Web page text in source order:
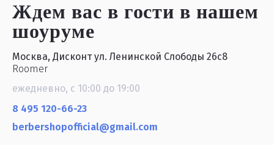
Ждем вас в гостив нашем
шоуруме
Москва, Дисконт ул. Ленинской Слободы 26с8
Roomer
ежедневно, с 10:00 до 19:00
8 495 120-66-23
berbershopofficial@gmail.com